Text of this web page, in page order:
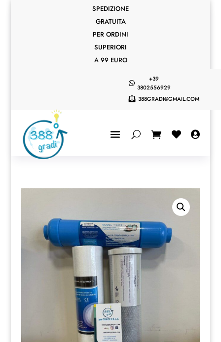
SPEDIZIONE
GRATUITA
PER ORDINI
SUPERIORI
A 99 EURO

+39
3802556929
 388GRADI@GMAIL.COM
 